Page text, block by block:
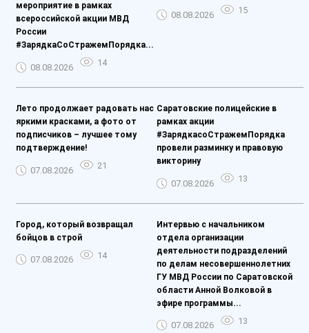
мероприятие в рамках
всероссийской акции МВД
России
#ЗарядкаСоСтражемПорядка...
08.08.2026 14
08.08.2026 15
Лето продолжает радовать нас
яркими красками, а фото от
подписчиков – лучшее тому
подтверждение!
07.08.2026 21
Саратовские полицейские в
рамках акции
#ЗарядкасоСтражемПорядка
провели разминку и правовую
викторину
07.08.2026 13
Город, который возвращал
бойцов в строй
07.08.2026 14
Интервью с начальником
отдела организации
деятельности подразделений
по делам несовершеннолетних
ГУ МВД России по Саратовской
области Анной Волковой в
эфире программы...
07.08.2026 13